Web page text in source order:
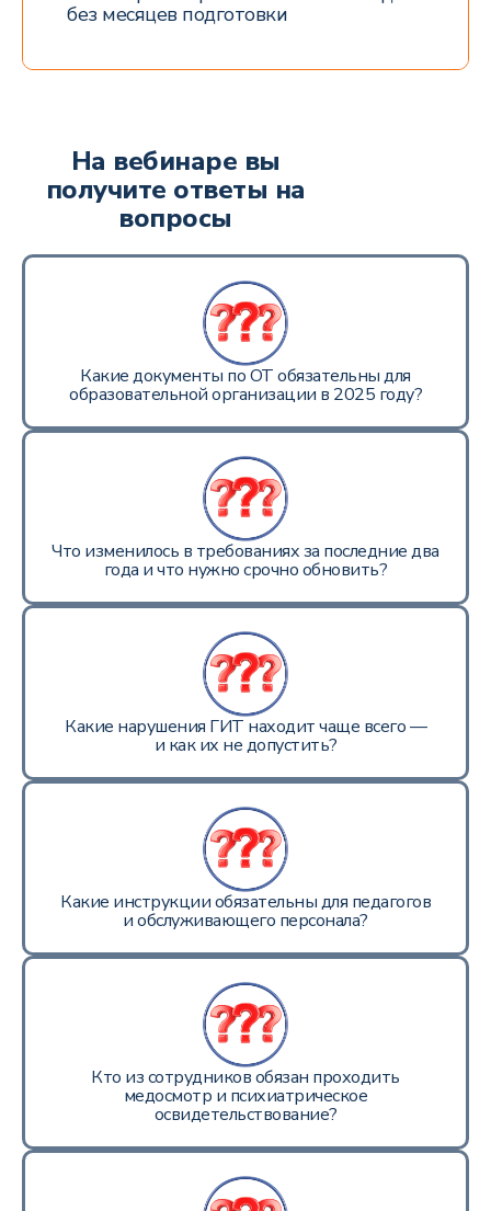
без месяцев подготовки
На вебинаре вы
получите ответы на
вопросы
Какие документы по ОТ обязательны для
образовательной организации в 2025 году?
Что изменилось в требованиях за последние два
года и что нужно срочно обновить?
Какие нарушения ГИТ находит чаще всего —
и как их не допустить?
Какие инструкции обязательны для педагогов
и обслуживающего персонала?
Кто из сотрудников обязан проходить
медосмотр и психиатрическое
освидетельствование?